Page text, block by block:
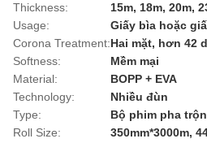
Thickness:
15m, 18m, 20m,
Usage:
Giấy bìa hoặc
Corona Treatment:Hai mặt, hơn 42
Softness:
Mềm mại
Material:
BOPP + EVA
Technology:
Nhiều đùn
Type:
Bộ phim pha
Roll Size:
350mm*3000m,